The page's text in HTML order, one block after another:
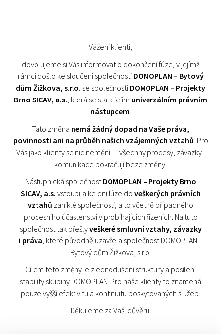
Vážení klienti,
dovolujeme si Vás informovat o dokončení fúze, v jejímž
rámci došlo ke sloučení společnosti DOMOPLAN – Bytový
dům Žižkova, s.r.o. se společností DOMOPLAN – Projekty
Brno SICAV, a.s., která se stala jejím univerzálním právním
nástupcem.
Tato změna nemá žádný dopad na Vaše práva,
povinnosti ani na průběh našich vzájemných vztahů. Pro
Vás jako klienty se nic nemění — všechny procesy, závazky i
komunikace pokračují beze změny.
Nástupnická společnostDOMOPLAN – Projekty Brno
SICAV, a.s. vstoupila ke dni fúze do veškerých právních
vztahů zaniklé společnosti, a to včetně případného
procesního účastenství v probíhajících řízeních. Na tuto
společnost tak přešlyveškeré smluvní vztahy, závazky
i práva, které původně uzavřela společnost DOMOPLAN –
Bytový dům Žižkova, s.r.o.
Cílem této změny je zjednodušení struktury a posílení
stability skupiny DOMOPLAN. Pro naše klienty to znamená
pouze vyšší efektivitu a kontinuitu poskytovaných služeb.
Děkujeme za Vaši důvěru.